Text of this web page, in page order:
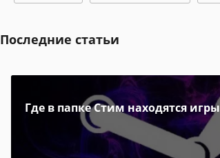
Последние статьи
Где в папке Стим находятся игры